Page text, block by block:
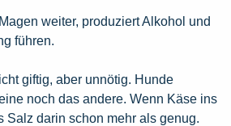
weiter, produziert Alkohol und
führen.
giftig, aber unnötig. Hunde
noch das andere. Wenn Käse ins
Salz darin schon mehr als genug.